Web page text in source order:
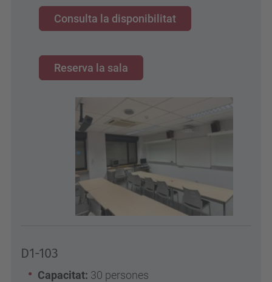
Consulta la disponibilitat
Reserva la sala
D1-103
Capacitat: 30 persones